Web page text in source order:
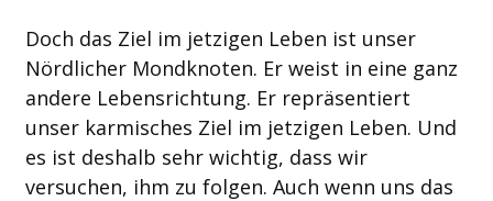
Doch das Ziel im jetzigen Leben ist unser
Nördlicher Mondknoten. Er weist in eine ganz
andere Lebensrichtung. Er repräsentiert
unser karmisches Ziel im jetzigen Leben. Und
es ist deshalb sehr wichtig, dass wir
versuchen, ihm zu folgen. Auch wenn uns das